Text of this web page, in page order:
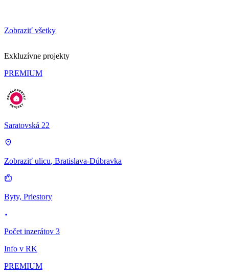
Zobraziť všetky
Exkluzívne projekty
PREMIUM
Saratovská 22
Zobraziť ulicu, Bratislava-Dúbravka
Byty, Priestory
Počet inzerátov 3
Info v RK
PREMIUM